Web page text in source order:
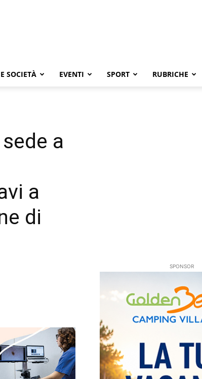
SOCIETÀ EVENTI SPORT RUBRICHE
a
a
di
SPONSOR